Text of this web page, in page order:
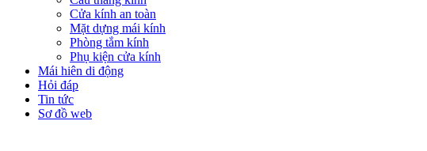
Cửa kính an toàn
Mặt dựng mái kính
Phòng tắm kính
Phụ kiện cửa kính
Mái hiên di động
Hỏi đáp
Tin tức
Sơ đồ web